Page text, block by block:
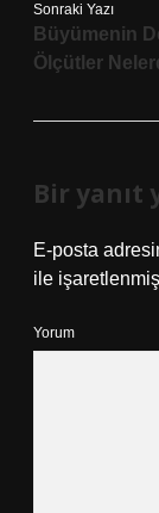
Sonraki Yazı
Büyümenin
Ölçütler
Bir yanıt
E-posta
ile
Yorum